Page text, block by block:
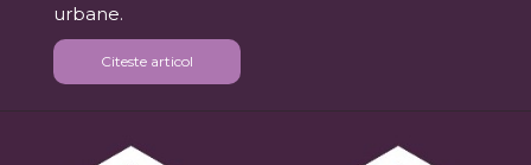
urbane.
Citeste articol